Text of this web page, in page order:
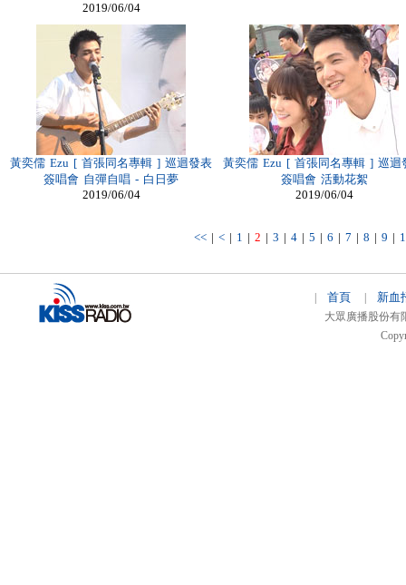
2019/06/04
黃奕儒 Ezu [ 首張同名專輯 ] 巡迴發表
簽唱會 自彈自唱 - 白日夢
2019/06/04
黃奕儒 Ezu [ 首張同名專輯 ] 巡迴
簽唱會 活動花絮
2019/06/04
<<| <| 1 | 2 | 3 | 4| 5 | 6 | 7 | 8 | 9 |
首頁 新血
大眾廣播股份有